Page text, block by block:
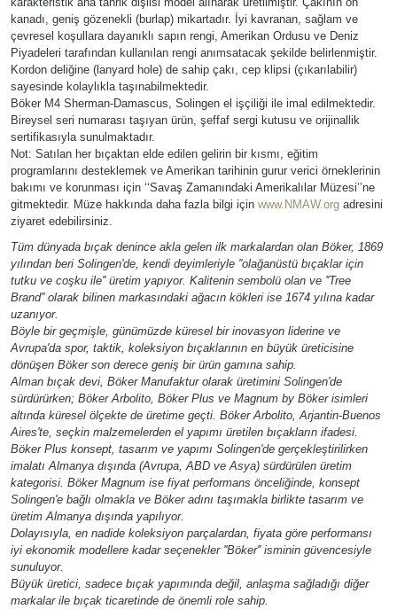
kanadı, geniş gözenekli (burlap) mikartadır. İyi kavranan, sağlam ve
çevresel koşullara dayanıklı sapın rengi, Amerikan Ordusu ve Deniz
Piyadeleri tarafından kullanılan rengi anımsatacak şekilde belirlenmiştir.
Kordon deliğine (lanyard hole) de sahip çakı, cep klipsi (çıkarılabilir)
sayesinde kolaylıkla taşınabilmektedir.
Böker M4 Sherman-Damascus, Solingen el işçiliği ile imal edilmektedir.
Bireysel seri numarası taşıyan ürün, şeffaf sergi kutusu ve orijinallik
sertifikasıyla sunulmaktadır.
Not: Satılan her bıçaktan elde edilen gelirin bir kısmı, eğitim
programlarını desteklemek ve Amerikan tarihinin gurur verici örneklerinin
bakımı ve korunması için ‘‘Savaş Zamanındaki Amerikalılar Müzesi’’ne
gitmektedir. Müze hakkında daha fazla bilgi için www.NMAW.org adresini
ziyaret edebilirsiniz.
Tüm dünyada bıçak denince akla gelen ilk markalardan olan Böker, 1869
yılından beri Solingen'de, kendi deyimleriyle ''olağanüstü bıçaklar için
tutku ve coşku ile'' üretim yapıyor. Kalitenin sembolü olan ve ''Tree
Brand'' olarak bilinen markasındaki ağacın kökleri ise 1674 yılına kadar
uzanıyor.
Böyle bir geçmişle, günümüzde küresel bir inovasyon liderine ve
Avrupa'da spor, taktik, koleksiyon bıçaklarının en büyük üreticisine
dönüşen Böker son derece geniş bir ürün gamına sahip.
Alman bıçak devi, Böker Manufaktur olarak üretimini Solingen'de
sürdürürken; Böker Arbolito, Böker Plus ve Magnum by Böker isimleri
altında küresel ölçekte de üretime geçti. Böker Arbolito, Arjantin-Buenos
Aires'te, seçkin malzemelerden el yapımı üretilen bıçakların ifadesi.
Böker Plus konsept, tasarım ve yapımı Solingen'de gerçekleştirilirken
imalatı Almanya dışında (Avrupa, ABD ve Asya) sürdürülen üretim
kategorisi. Böker Magnum ise fiyat performans önceliğinde, konsept
Solingen'e bağlı olmakla ve Böker adını taşımakla birlikte tasarım ve
üretim Almanya dışında yapılıyor.
Dolayısıyla, en nadide koleksiyon parçalardan, fiyata göre performansı
iyi ekonomik modellere kadar seçenekler ''Böker'' isminin güvencesiyle
sunuluyor.
Büyük üretici, sadece bıçak yapımında değil, anlaşma sağladığı diğer
markalar ile bıçak ticaretinde de önemli role sahip.